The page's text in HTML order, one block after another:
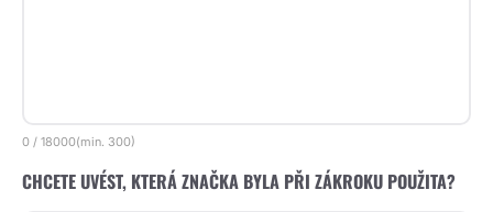
0 / 18000(min. 300)
CHCETE UVÉST, KTERÁ ZNAČKA BYLA PŘI ZÁKROKU POUŽITA?